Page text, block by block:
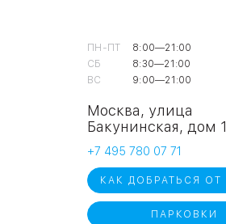
ПН-ПТ
8:00—21:00
СБ
8:30—21:00
ВС
9:00—21:00
Москва, улица
Бакунинская, дом
+7 495 780 07 71
КАК ДОБРАТЬСЯ ОТ
ПАРКОВКИ